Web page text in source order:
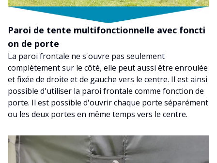
Paroi de tente multifonctionnelle avec foncti
on de porte
La paroi frontale ne s'ouvre pas seulement
complètement sur le côté, elle peut aussi être enroulée
et fixée de droite et de gauche vers le centre. Il est ainsi
possible d'utiliser la paroi frontale comme fonction de
porte. Il est possible d'ouvrir chaque porte séparément
ou les deux portes en même temps vers le centre.